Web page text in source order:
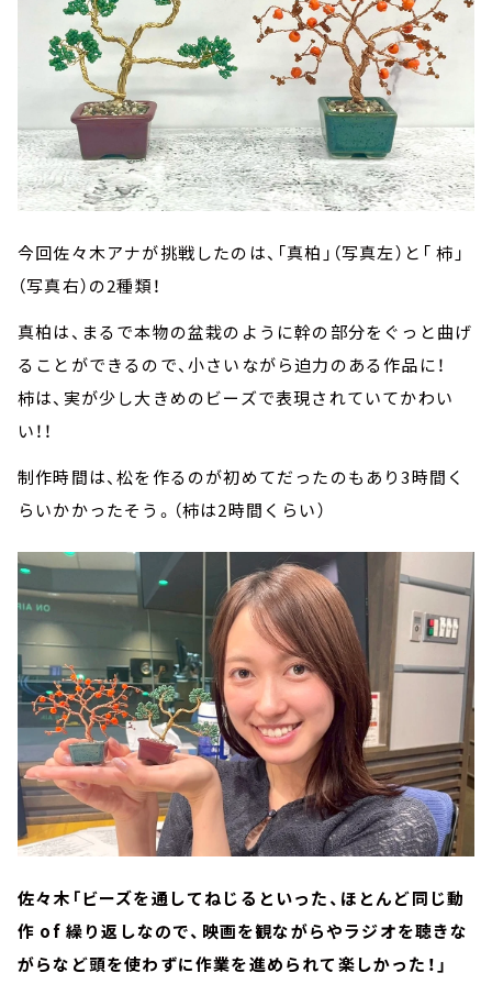
今回佐々木アナが挑戦したのは、「真柏」（写真左）と「 柿」
（写真右）の2種類！
真柏は、まるで本物の盆栽のように幹の部分をぐっと曲げ
ることができるので、小さいながら迫力のある作品に！
柿は、実が少し大きめのビーズで表現されていてかわい
い！！
制作時間は、松を作るのが初めてだったのもあり3時間く
らいかかったそう。（柿は2時間くらい）
佐々木「ビーズを通してねじるといった、ほとんど同じ動
作 of 繰り返しなので、映画を観ながらやラジオを聴きな
がらなど頭を使わずに作業を進められて楽しかった！」